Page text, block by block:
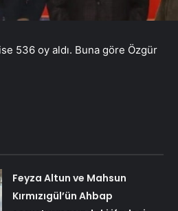
536 oy aldı. Buna göre Özgür
Feyza Altun ve Mahsun
Kırmızıgül’ün Ahbap